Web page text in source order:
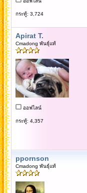
กระทู้: 3,724
Apirat T.
Cmadong พันธุ์แท้
ออฟไลน์
กระทู้: 4,357
ppornson
Cmadong พันธุ์แท้